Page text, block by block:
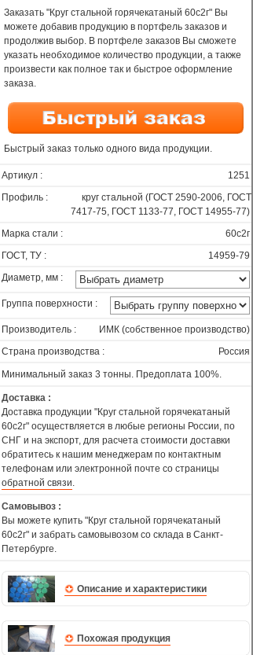
Заказать "Круг стальной горячекатаный 60с2г" Вы
можете добавив продукцию в портфель заказов и
продолжив выбор. В портфеле заказов Вы сможете
указать необходимое количество продукции, а также
произвести как полное так и быстрое оформление
заказа.
Быстрый заказ только одного вида продукции.
Артикул :
1251
Профиль :
круг стальной (ГОСТ 2590-2006, ГОСТ
7417-75, ГОСТ 1133-77, ГОСТ 14955-77)
Марка стали :
60с2г
ГОСТ, ТУ :
14959-79
Диаметр, мм :
Группа поверхности :
Производитель :
ИМК (собственное производство)
Страна производства :
Россия
Минимальный заказ 3 тонны. Предоплата 100%.
Доставка :
Доставка продукции "Круг стальной горячекатаный
60с2г" осуществляется в любые регионы России, по
СНГ и на экспорт, для расчета стоимости доставки
обратитесь к нашим менеджерам по контактным
телефонам или электронной почте со страницы
обратной связи.
Самовывоз :
Вы можете купить "Круг стальной горячекатаный
60с2г" и забрать самовывозом со склада в Санкт-
Петербурге.
Описание и характеристики
Похожая продукция